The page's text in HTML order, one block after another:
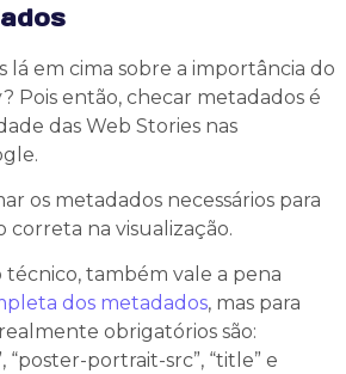
lá em cima sobre a importância do
Pois então, checar metadados é
das Web Stories nas
os metadados necessários para
correta na visualização.
também vale a pena
dos metadados, mas para
obrigatórios são:
“poster-portrait-src”, “title” e